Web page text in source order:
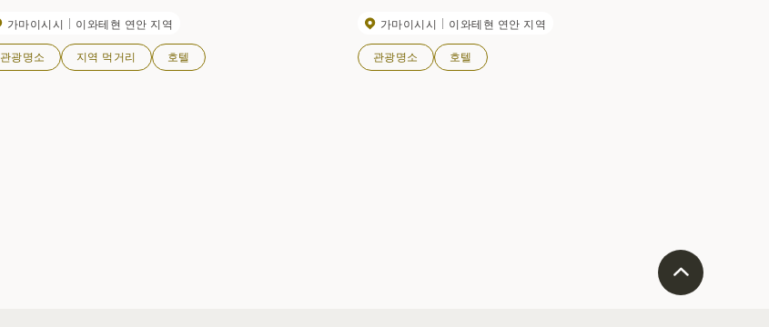
가마이시시 이와테현 연안 지역
관광명소 지역 먹거리 호텔
가마이시시 이와테현 연안 지역
관광명소 호텔